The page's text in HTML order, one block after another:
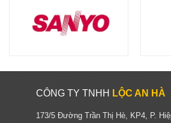
CÔNG TY TNHH LỘC AN HÀ
173/5 Đường Trần Thị Hè, KP4, P.